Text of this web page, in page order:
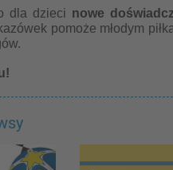
dla dzieci nowe
pomoże młodym